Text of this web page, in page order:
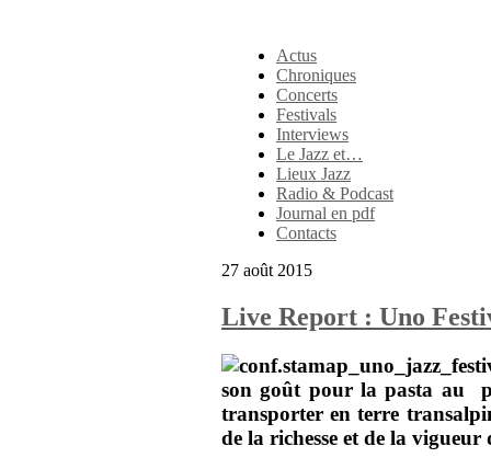
Actus
Chroniques
Concerts
Festivals
Interviews
Le Jazz et…
Lieux Jazz
Radio & Podcast
Journal en pdf
Contacts
27 août 2015
Live Report : Uno
son goût pour la pasta au
transporter en terre
de la richesse et de la